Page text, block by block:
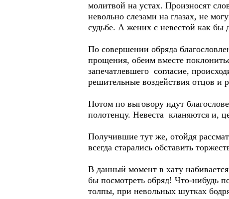
молитвой на устах. Произносят
невольно слезами на глазах, не
судьбе. А жених с невестой как
По совершении обряда
прощения, обеим вместе
запечатлевшего согласие,
решительные воздействия отцов
Потом по выговору идут
полотенцу. Невеста кланяются и,
Получившие тут же, отойдя
всегда старались обставить
В данный момент в хату
бы посмотреть обряд! Что-нибудь
толпы, при невольных шутках